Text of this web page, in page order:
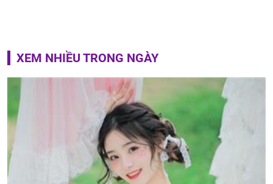
XEM NHIỀU TRONG NGÀY